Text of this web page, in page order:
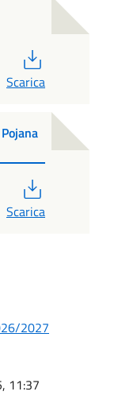
Scarica
Scarica
2027
11:37